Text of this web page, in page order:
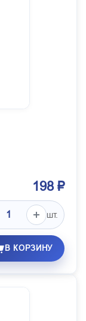
198 ₽
шт.
В КОРЗИНУ